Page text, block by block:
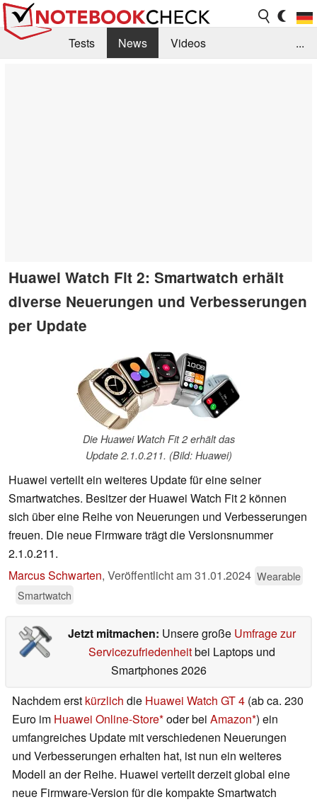
Tests News
Videos
...
Huawei Watch Fit 2: Smartwatch erhält
diverse Neuerungen und Verbesserungen
per Update
Die Huawei Watch Fit 2 erhält das
Update 2.1.0.211. (Bild: Huawei)
Huawei verteilt ein weiteres Update für eine seiner
Smartwatches. Besitzer der Huawei Watch Fit 2 können
sich über eine Reihe von Neuerungen und Verbesserungen
freuen. Die neue Firmware trägt die Versionsnummer
2.1.0.211.
Marcus Schwarten, Veröffentlicht am31.01.2024 Wearable
Smartwatch
Jetzt mitmachen: Unsere große Umfrage zur
Servicezufriedenheitbei Laptops und
Smartphones 2026
Nachdem erst kürzlich die Huawei Watch GT 4 (ab ca. 230
Euro im Huawei Online-Store oder bei Amazon ) ein
umfangreiches Update mit verschiedenen Neuerungen
und Verbesserungen erhalten hat, ist nun ein weiteres
Modell an der Reihe. Huawei verteilt derzeit global eine
neue Firmware-Version für die kompakte Smartwatch